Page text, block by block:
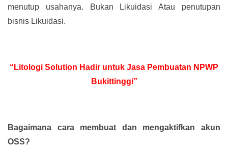
menutup usahanya. Bukan Likuidasi Atau penutupan
bisnis Likuidasi.
“Litologi Solution Hadir untuk Jasa Pembuatan NPWP
Bukittinggi”
Bagaimana cara membuat dan mengaktifkan akun
OSS?